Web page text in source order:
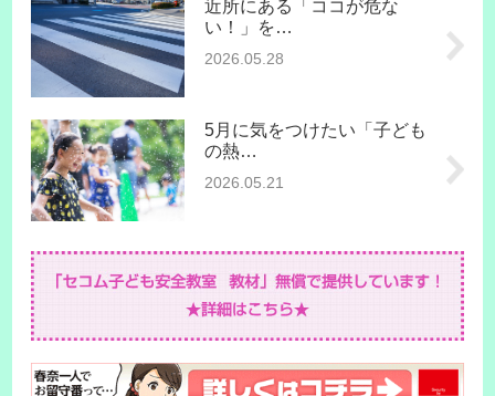
近所にある「ココが危な
い！」を…
2026.05.28
5月に気をつけたい「子ども
の熱…
2026.05.21